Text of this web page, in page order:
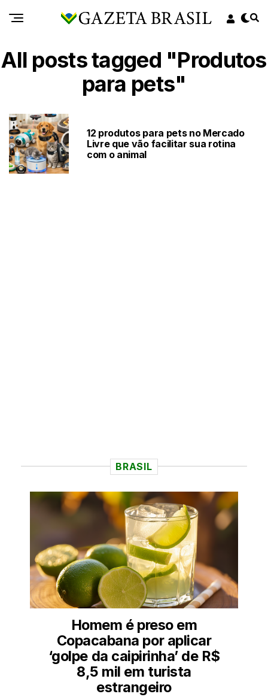
All posts tagged "Produtos
para pets"
12 produtos para pets no Mercado
Livre que vão facilitar sua rotina
com o animal
BRASIL
Homem é preso em
Copacabana por aplicar
‘golpe da caipirinha’ de R$
8,5 mil em turista
estrangeiro